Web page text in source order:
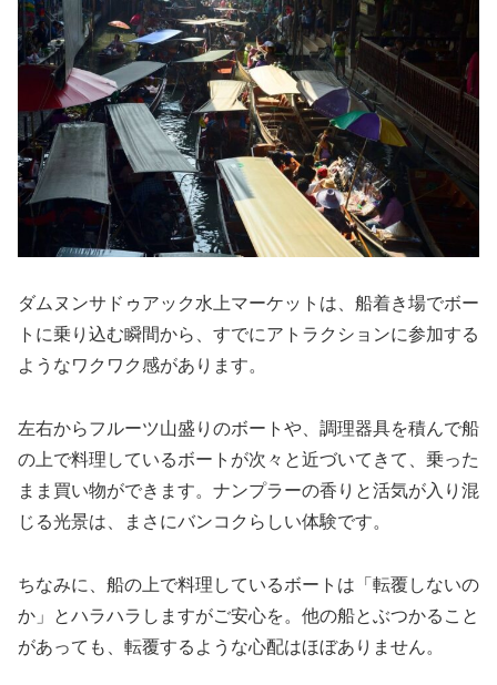
ダムヌンサドゥアック水上マーケットは、船着き場でボー
トに乗り込む瞬間から、すでにアトラクションに参加する
ようなワクワク感があります。
左右からフルーツ山盛りのボートや、調理器具を積んで船
の上で料理しているボートが次々と近づいてきて、乗った
まま買い物ができます。ナンプラーの香りと活気が入り混
じる光景は、まさにバンコクらしい体験です。
ちなみに、船の上で料理しているボートは「転覆しないの
か」とハラハラしますがご安心を。他の船とぶつかること
があっても、転覆するような心配はほぼありません。